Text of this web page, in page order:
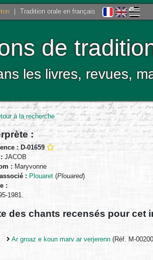
Tradition orale en français
de
les livres, revues,
à la recherche
:
: D-01659
JACOB
: Maryvonne
: Plouaret (Plouared)
:
1981.
des chants recensés pour cet
Ar groaz e koun marv ar verjerenn (Réf. M-